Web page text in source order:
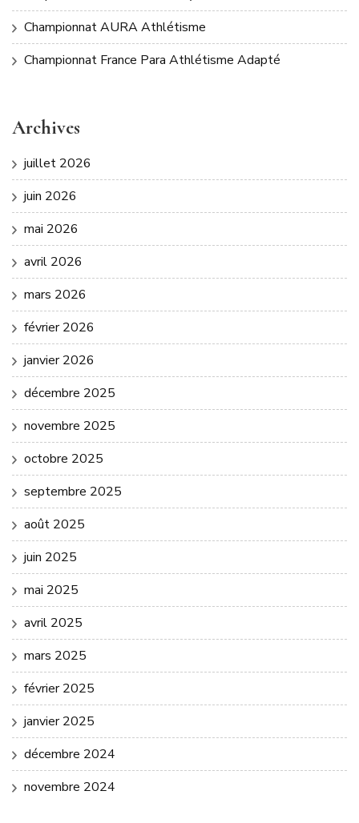
Championnat AURA Athlétisme
Championnat France Para Athlétisme Adapté
Archives
juillet 2026
juin 2026
mai 2026
avril 2026
mars 2026
février 2026
janvier 2026
décembre 2025
novembre 2025
octobre 2025
septembre 2025
août 2025
juin 2025
mai 2025
avril 2025
mars 2025
février 2025
janvier 2025
décembre 2024
novembre 2024